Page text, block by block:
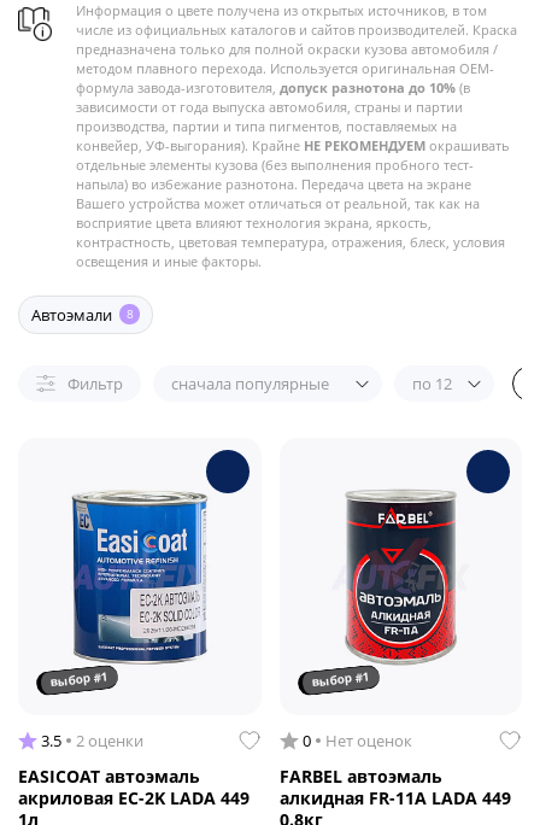
Информация о цвете получена из открытых источников, в том
числе из официальных каталогов и сайтов производителей. Краска
предназначена только для полной окраски кузова автомобиля /
методом плавного перехода. Используется оригинальная OEM-
формула завода-изготовителя, допуск разнотона до 10% (в
зависимости от года выпуска автомобиля, страны и партии
производства, партии и типа пигментов, поставляемых на
конвейер, УФ-выгорания). Крайне НЕ РЕКОМЕНДУЕМ окрашивать
отдельные элементы кузова (без выполнения пробного тест-
напыла) во избежание разнотона. Передача цвета на экране
Вашего устройства может отличаться от реальной, так как на
восприятие цвета влияют технология экрана, яркость,
контрастность, цветовая температура, отражения, блеск, условия
освещения и иные факторы.
Автоэмали 8
Фильтр сначала популярные по 12
выбор #1
3.5 2 оценки
EASICOAT автоэмаль
акриловая EC-2K LADA 449
1л
выбор #1
0 Нет оценок
FARBEL автоэмаль
алкидная FR-11A LADA 449
0.8кг